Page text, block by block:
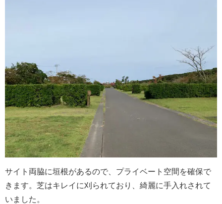
サイト両脇に垣根があるので、プライベート空間を確保で
きます。芝はキレイに刈られており、綺麗に手入れされて
いました。